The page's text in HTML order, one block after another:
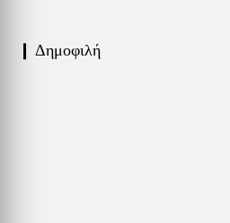
❙ Δημοφιλή